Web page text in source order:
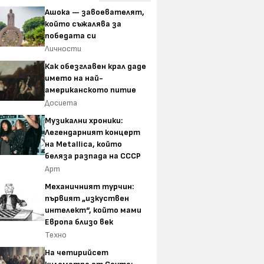
Ашока — завоевателят,
който съжалява за
победата си
Личности
Как обезглавен крал даде
името на най-
американското питие
Досиета
Музикални хроники:
Легендарният концерт
на Metallica, който
беляза разпада на СССР
Арт
Механичният турчин:
първият „изкуствен
интелект“, който мами
Европа близо век
Техно
На четирийсет